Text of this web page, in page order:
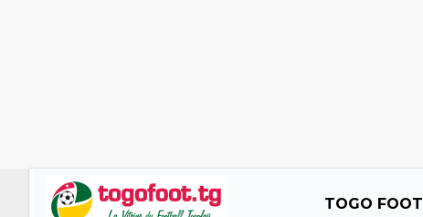
TOGO FOOT